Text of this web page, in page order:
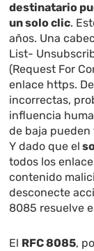
destinatario
un solo clic.
años. Una
List-
(Request For
enlace https.
incorrectas,
influencia
de baja
Y dado que el
todos los
contenido
desconecte
8085 resuelve
El RFC 8085,